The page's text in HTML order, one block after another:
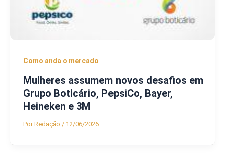
Como anda o mercado
Mulheres assumem novos desafios em
Grupo Boticário, PepsiCo, Bayer,
Heineken e 3M
PorRedação / 12/06/2026